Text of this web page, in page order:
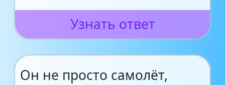
Узнать ответ
Он не просто самолёт,